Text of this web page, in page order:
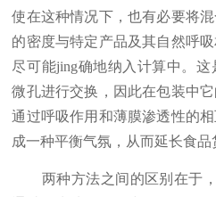
使在这种情况下，也有必要将
的密度与特定产品及其自然呼
尽可能jing确地纳入计算中。
微孔进行交换，因此在包装中
通过呼吸作用和薄膜渗透性的
成一种平衡气氛，从而延长食品
两种方法之间的区别在于